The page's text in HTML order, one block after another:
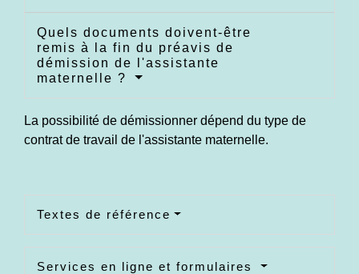
Quels documents doivent-être
remis à la fin du préavis de
démission de l'assistante
maternelle ?
La possibilité de démissionner dépend du type de
contrat de travail de l'assistante maternelle.
Textes de référence
Services en ligne et formulaires